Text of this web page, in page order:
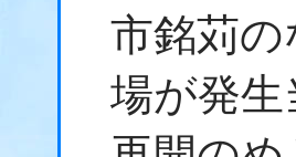
市銘苅
場が発